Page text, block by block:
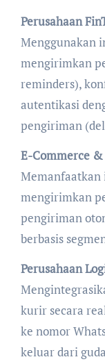
Perusahaan
Menggunakan
mengirimkan
reminders),
autentikasi
pengiriman
E-Commerce
Memanfaatkan
mengirimkan
pengiriman
berbasis
Perusahaan
kurir secara
ke nomor
keluar dari